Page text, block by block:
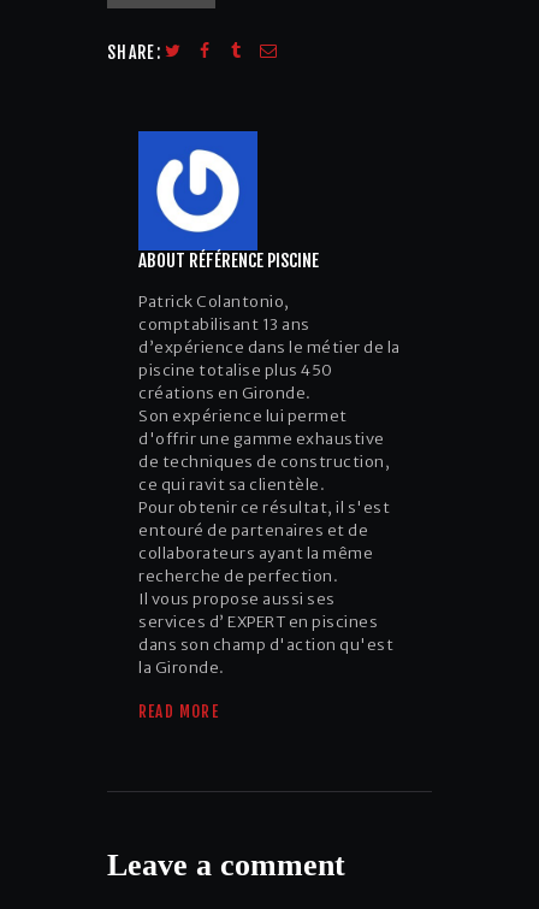
SHARE:
ABOUT RÉFÉRENCE PISCINE
Patrick Colantonio,
comptabilisant 13 ans
d’expérience dans le métier de la
piscine totalise plus 450
créations en Gironde.
Son expérience lui permet
d'offrir une gamme exhaustive
de techniques de construction,
ce qui ravit sa clientèle.
Pour obtenir ce résultat, il s'est
entouré de partenaires et de
collaborateurs ayant la même
recherche de perfection.
Il vous propose aussi ses
services d’ EXPERT en piscines
dans son champ d'action qu'est
la Gironde.
READ MORE
Leave a comment